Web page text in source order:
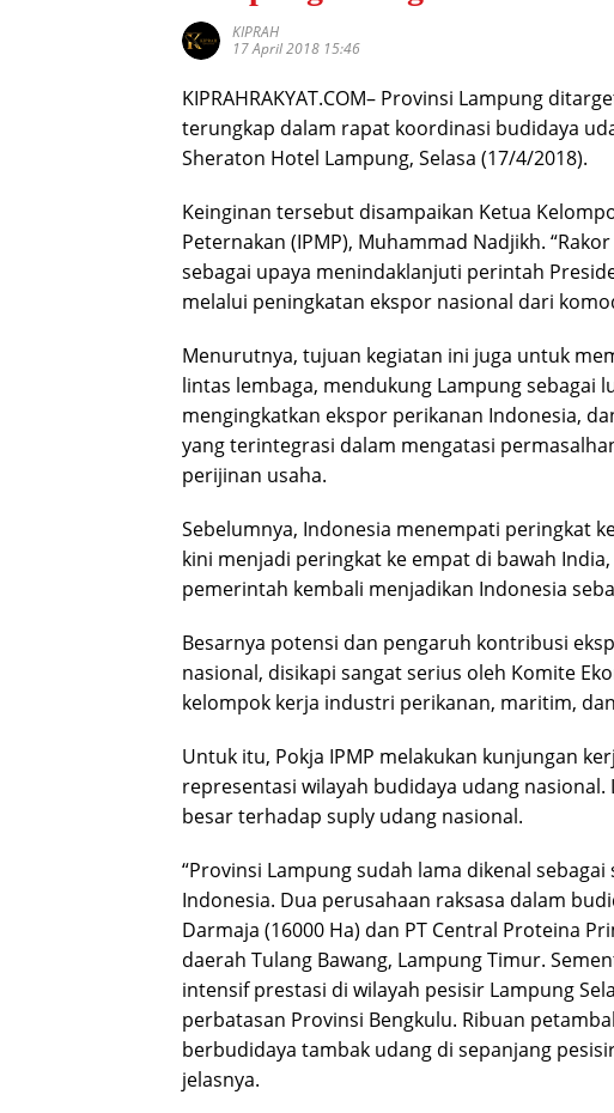
KIPRAH
17 April 2018 15:46
KIPRAHRAKYAT.COM– Provinsi Lampung
terungkap dalam rapat koordinasi budidaya
Sheraton Hotel Lampung, Selasa (17/4/2018).
Keinginan tersebut disampaikan Ketua
Peternakan (IPMP), Muhammad Nadjikh.
sebagai upaya menindaklanjuti perintah
melalui peningkatan ekspor nasional dari
Menurutnya, tujuan kegiatan ini juga untuk
lintas lembaga, mendukung Lampung sebagai
mengingkatkan ekspor perikanan Indonesia,
yang terintegrasi dalam mengatasi
perijinan usaha.
Sebelumnya, Indonesia menempati peringkat
kini menjadi peringkat ke empat di bawah
pemerintah kembali menjadikan Indonesia
Besarnya potensi dan pengaruh kontribusi
nasional, disikapi sangat serius oleh Komite
kelompok kerja industri perikanan, maritim,
Untuk itu, Pokja IPMP melakukan kunjungan
representasi wilayah budidaya udang
besar terhadap suply udang nasional.
“Provinsi Lampung sudah lama dikenal
Indonesia. Dua perusahaan raksasa dalam
Darmaja (16000 Ha) dan PT Central Proteina
daerah Tulang Bawang, Lampung Timur.
intensif prestasi di wilayah pesisir Lampung
perbatasan Provinsi Bengkulu. Ribuan
berbudidaya tambak udang di sepanjang
jelasnya.